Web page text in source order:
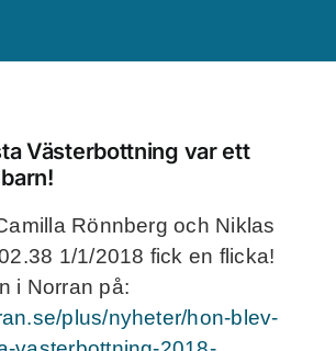
Om studien
Resultat
Västerbottning var ett
Rönnberg och Niklas
1/1/2018 fick en flicka!
i Norran på:
plus/nyheter/hon-blev-